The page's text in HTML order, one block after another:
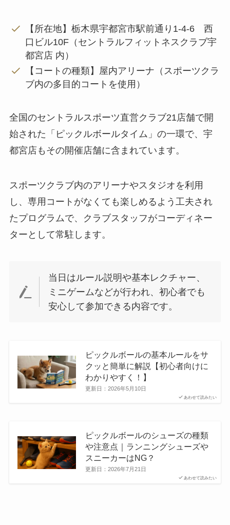
【所在地】栃木県宇都宮市駅前通り1-4-6 西
口ビル10F（セントラルフィットネスクラブ宇
都宮店 内）
【コートの種類】屋内アリーナ（スポーツクラ
ブ内の多目的コートを使用）
全国のセントラルスポーツ直営クラブ21店舗で開
始された「ピックルボールタイム」の一環で、宇
都宮店もその開催店舗に含まれています。
スポーツクラブ内のアリーナやスタジオを利用
し、専用コートがなくても楽しめるよう工夫され
たプログラムで、クラブスタッフがコーディネー
ターとして常駐します。
当日はルール説明や基本レクチャー、
ミニゲームなどが行われ、初心者でも
安心して参加できる内容です。
あわせて読みたい
ピックルボールの基本ルールをサ
クッと簡単に解説【初心者向けに
わかりやすく！】
更新日： 2026年5月10日
あわせて読みたい
ピックルボールのシューズの種類
や注意点｜ランニングシューズや
スニーカーはNG？
更新日： 2026年7月21日